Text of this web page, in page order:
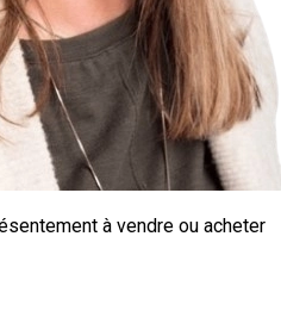
à vendre ou acheter